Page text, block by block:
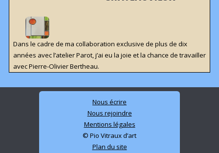
Dans le cadre de ma collaboration exclusive de plus de dix
années avec l’atelier Parot, j’ai eu la joie et la chance de travailler
avec Pierre-Olivier Bertheau.
Nous écrire
Nous rejoindre
Mentions légales
© Pio Vitraux d’art
Plan du site